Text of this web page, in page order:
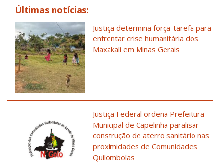
Últimas notícias:
Justiça determina força-tarefa para
enfrentar crise humanitária dos
Maxakali em Minas Gerais
Justiça Federal ordena Prefeitura
Municipal de Capelinha paralisar
construção de aterro sanitário nas
proximidades de Comunidades
Quilombolas